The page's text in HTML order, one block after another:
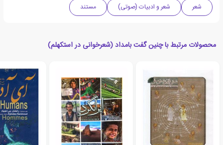
شعر شعر و ادبیات (صوتی) مستند
محصولات مرتبط با چنین گفت بامداد (شعرخوانی در استکهلم)